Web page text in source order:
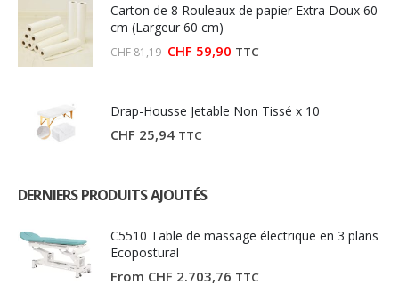
CHF 27,03.CHF 15,00.
Carton de 8 Rouleaux de papier Extra Doux 60
cm (Largeur 60 cm)
CHF81,19 Le
CHF 81,19.
CHF 59,90Le
CHF 59,90.
TTC
Drap-Housse Jetable Non Tissé x 10
CHF 25,94 TTC
DERNIERS PRODUITS AJOUTÉS
C5510 Table de massage électrique en 3 plans
Ecopostural
From CHF 2.703,76 TTC